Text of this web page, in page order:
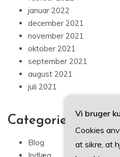
januar 2022
december 2021
november 2021
oktober 2021
september 2021
august 2021
juli 2021
Categories
Blog
Vi bruger
Cookies
at sikre, at